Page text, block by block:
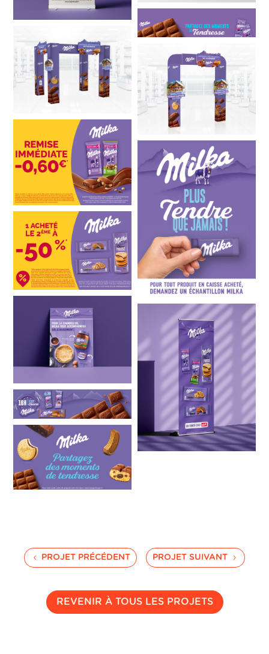
PROJET PRÉCÉDENT PROJET SUIVANT
REVENIR À TOUS LES PROJETS